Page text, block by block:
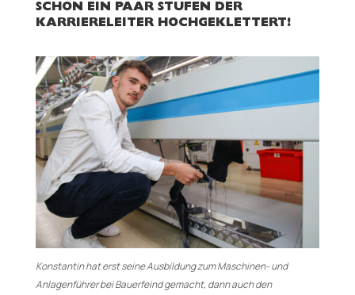
SCHON EIN PAAR STUFEN DER
KARRIERELEITER HOCHGEKLETTERT!
Konstantin hat erst seine Ausbildung zum Maschinen- und
Anlagenführer bei Bauerfeind gemacht, dann auch den